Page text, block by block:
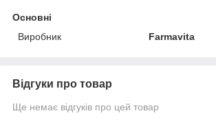
Основні
Виробник
Farmavita
Відгуки про товар
Ще немає відгуків про цей товар